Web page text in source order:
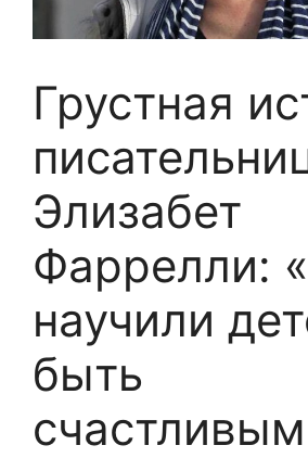
Грустная
Элизабет
Фаррелли:
научили
быть